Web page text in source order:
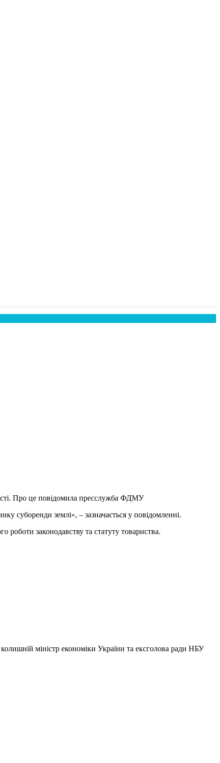
Про це повідомила пресслужба ФДМУ
суборенди землі», – зазначається у повідомленні.
роботи законодавству та статуту товариства.
міністр економіки України та ексголова ради НБУ